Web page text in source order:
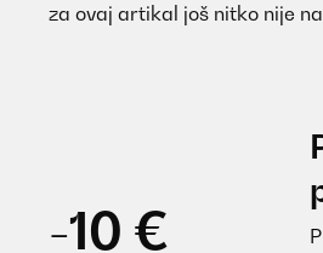
za ovaj artikal još nitko nije
-10 €